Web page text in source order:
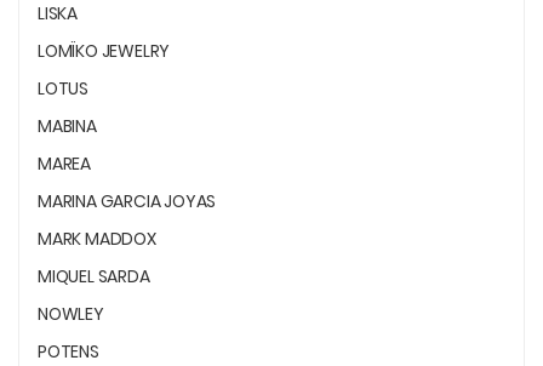
LISKA
LOMÏKO JEWELRY
LOTUS
MABINA
MAREA
MARINA GARCIA JOYAS
MARK MADDOX
MIQUEL SARDA
NOWLEY
POTENS